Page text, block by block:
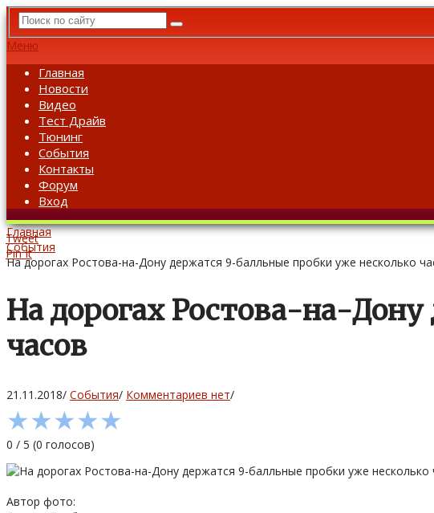
Меню
Главная
Новости
Видео
Тест Драйв
Тюнинг
События
Контакты
Форум
Вход
Главная
События
На дорогах Ростова-на-Дону держатся 9-балльные пробки уже несколько
На дорогах Ростова-на-
часов
21.11.2018/ События/ Комментариев нет/
★★★★★
0 / 5 (0 голосов)
Автор фото:
Tweet
Pin It